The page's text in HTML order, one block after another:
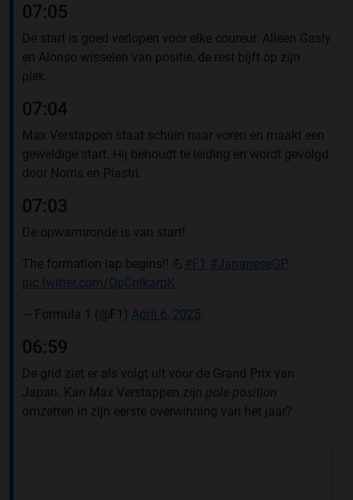
07:05
De start is goed verlopen voor elke coureur. Alleen Gasly
en Alonso wisselen van positie, de rest bijft op zijn
plek.
07:04
Max Verstappen staat schuin naar voren en maakt een
geweldige start. Hij behoudt te leiding en wordt gevolgd
door Norris en Piastri.
07:03
De opwarmronde is van start!
The formation lap begins!! 💪#F1 #JapaneseGP
pic.twitter.com/QpCnlkarpK
— Formula 1 (@F1) April 6, 2025
06:59
De grid ziet er als volgt uit voor de Grand Prix van
Japan. Kan Max Verstappen zijn pole position
omzetten in zijn eerste overwinning van het jaar?